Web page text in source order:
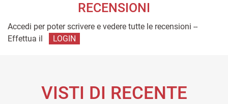
RECENSIONI
Accedi per poter scrivere e vedere tutte le recensioni --
Effettua il
LOGIN
VISTI DI RECENTE